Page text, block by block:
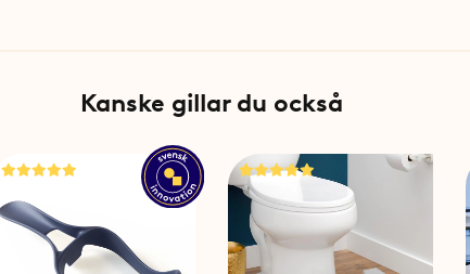
Kanske gillar du också